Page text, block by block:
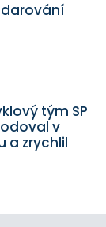
darování
tým SP
v
a zrychlil